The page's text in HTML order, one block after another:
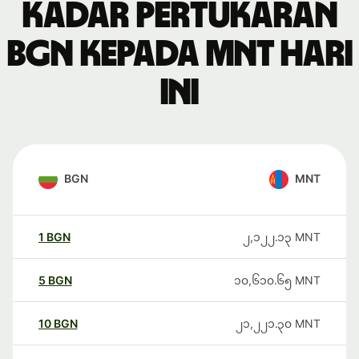
Kadar pertukaran
BGN kepada MNT hari
ini
BGN MNT
1 BGN ၂,၁၂၂.၁၃ MNT
5 BGN ၁၀,၆၁၀.၆၅ MNT
10 BGN ၂၁,၂၂၁.၃၀ MNT